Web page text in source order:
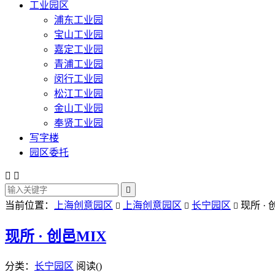
工业园区
浦东工业园
宝山工业园
嘉定工业园
青浦工业园
闵行工业园
松江工业园
金山工业园
奉贤工业园
写字楼
园区委托
 

当前位置： 上海创意园区  上海创意园区  长宁园区  现所 ·
现所 · 创邑MIX
分类： 长宁园区 阅读()